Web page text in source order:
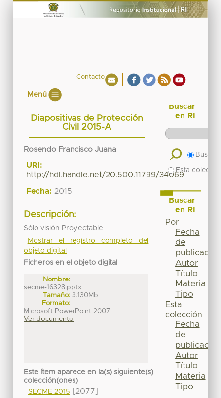
Contacto
Menú
Diapositivas de Protección
Civil 2015-A
Rosendo Francisco Juana
URI:
http://hdl.handle.net/20.500.11799/34069
Fecha: 2015
Descripción:
Sólo visión Proyectable
Mostrar el registro completo del
objeto digital
Ficheros en el objeto digital
Nombre:
secme-16328.pptx
Tamaño: 3.130Mb
Formato:
Microsoft PowerPoint 2007
Ver documento
Este ítem aparece en la(s) siguiente(s)
colección(ones)
SECME 2015
[2077]
Buscar
en RI
Buscar
Esta
Buscar
en RI
Por
Fecha
de
publicación
Autor
Título
Materia
Tipo
Esta
colección
Fecha
de
publicación
Autor
Título
Materia
Tipo